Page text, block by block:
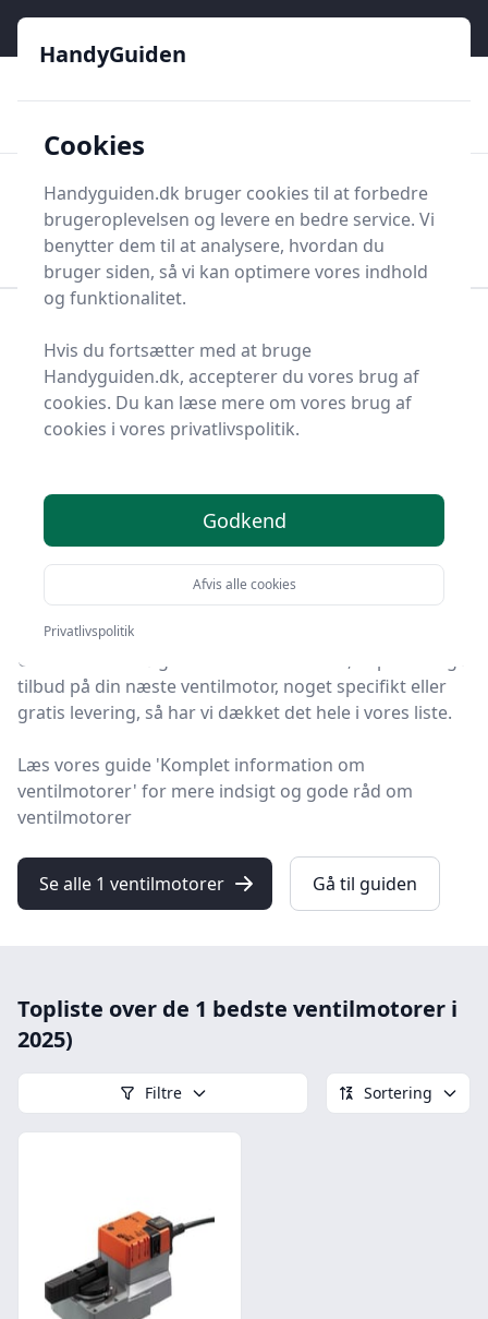
HandyGuiden
Søg nu
Søg nu
Diverse værktøj
Værktøjsdele og tilbehør
Ventiler og tilbehør
Ventilmotor
Topliste over de 1
2025
Du er landet på HandyGuiden, hvor du finder de
bedste ventilmotorer. Vi har udvalgt 1 produkter til dig!
Uanset om du søger den bedste kvalitet, et prisvenligt
tilbud på din næste ventilmotor, noget specifikt eller
gratis levering, så har vi dækket det hele i vores liste.
Læs vores guide 'Komplet information om
ventilmotorer' for mere indsigt og gode råd om
ventilmotorer
Se alle 1 ventilmotorer Gå til guiden
Topliste over de 1 bedste ventilmotorer i
2025)
Filtre Sortering
HandyGuiden
Cookies
Handyguiden.dk bruger cookies til at forbedre
brugeroplevelsen og levere en bedre service. Vi
benytter dem til at analysere, hvordan du
bruger siden, så vi kan optimere vores indhold
og funktionalitet.
Hvis du fortsætter med at bruge
Handyguiden.dk, accepterer du vores brug af
cookies. Du kan læse mere om vores brug af
cookies i vores privatlivspolitik.
Godkend
Afvis alle cookies
Privatlivspolitik